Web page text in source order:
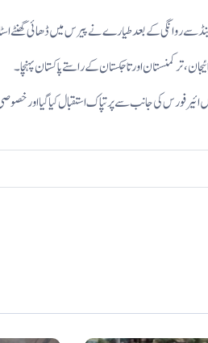
سے روانگی کے بعد طیارے نے پیرس میں ڈھائی گھنٹے
ترکمنستان اور تاجکستان کے راستے پاکستان پہنچا۔